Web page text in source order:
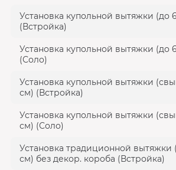
Установка купольной вытяжки (до
(Встройка)
Установка купольной вытяжки (до
(Соло)
Установка купольной вытяжки
см) (Встройка)
Установка купольной вытяжки
см) (Соло)
Установка традиционной вытяжки
см) без декор. короба (Встройка)